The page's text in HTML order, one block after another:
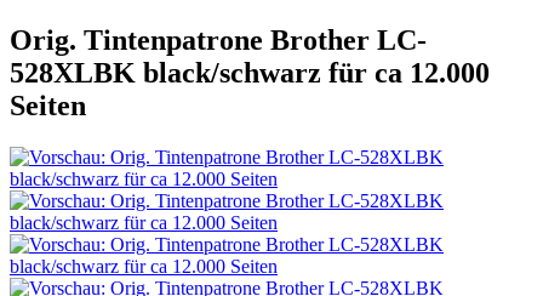
Orig. Tintenpatrone Brother LC-
528XLBK black/schwarz für ca 12.000
Seiten